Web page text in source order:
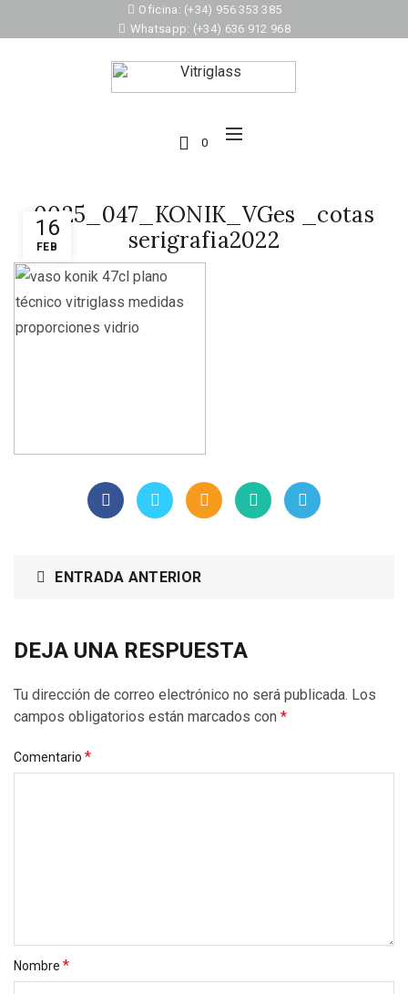
Oficina: (+34) 956 353 385
Whatsapp: (+34) 636 912 968
0
16
FEB
0025_047_KONIK_VGes _cotas
serigrafia2022
ENTRADA ANTERIOR
DEJA UNA RESPUESTA
Tu dirección de correo electrónico no será publicada. Los
campos obligatorios están marcados con *
Comentario *
Nombre *